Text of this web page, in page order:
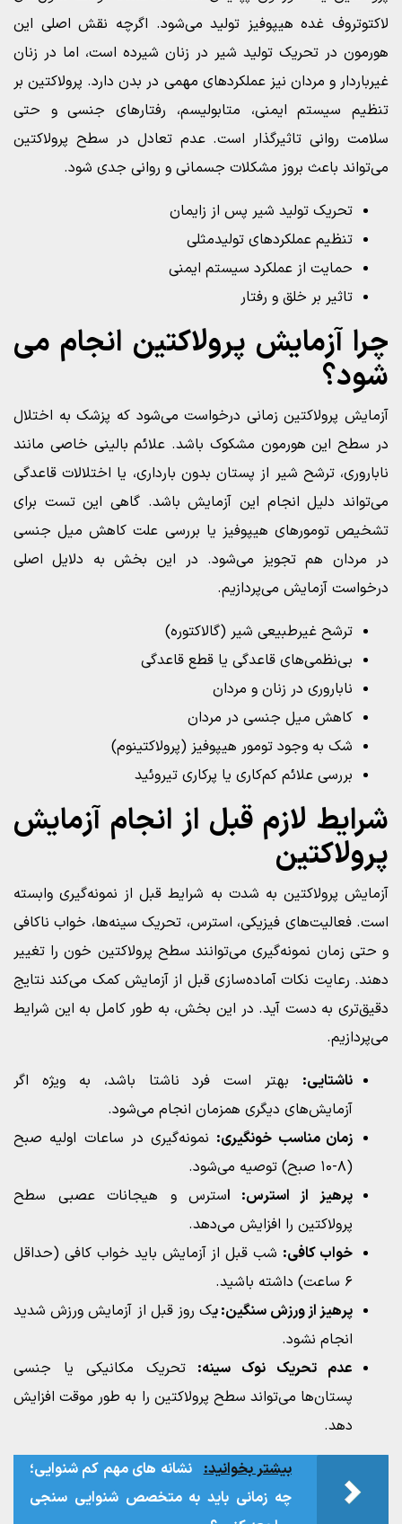
لاکتوتروف غده هیپوفیز تولید می‌شود. اگرچه نقش اصلی این
هورمون در تحریک تولید شیر در زنان شیرده است، اما در زنان
غیرباردار و مردان نیز عملکردهای مهمی در بدن دارد. پرولاکتین بر
تنظیم سیستم ایمنی، متابولیسم، رفتارهای جنسی و حتی
سلامت روانی تاثیرگذار است. عدم تعادل در سطح پرولاکتین
می‌تواند باعث بروز مشکلات جسمانی و روانی جدی شود.
تحریک تولید شیر پس از زایمان
تنظیم عملکردهای تولیدمثلی
حمایت از عملکرد سیستم ایمنی
تاثیر بر خلق و رفتار
چرا آزمایش پرولاکتین انجام می‌
شود؟
آزمایش پرولاکتین زمانی درخواست می‌شود که پزشک به اختلال
در سطح این هورمون مشکوک باشد. علائم بالینی خاصی مانند
ناباروری، ترشح شیر از پستان بدون بارداری، یا اختلالات قاعدگی
می‌تواند دلیل انجام این آزمایش باشد. گاهی این تست برای
تشخیص تومورهای هیپوفیز یا بررسی علت کاهش میل جنسی
در مردان هم تجویز می‌شود. در این بخش به دلایل اصلی
درخواست آزمایش می‌پردازیم.
ترشح غیرطبیعی شیر (گالاکتوره)
بی‌نظمی‌های قاعدگی یا قطع قاعدگی
ناباروری در زنان و مردان
کاهش میل جنسی در مردان
شک به وجود تومور هیپوفیز (پرولاکتینوم)
بررسی علائم کم‌کاری یا پرکاری تیروئید
شرایط لازم قبل از انجام آزمایش
پرولاکتین
آزمایش پرولاکتین به شدت به شرایط قبل از نمونه‌گیری وابسته
است. فعالیت‌های فیزیکی، استرس، تحریک سینه‌ها، خواب ناکافی
و حتی زمان نمونه‌گیری می‌توانند سطح پرولاکتین خون را تغییر
دهند. رعایت نکات آماده‌سازی قبل از آزمایش کمک می‌کند نتایج
دقیق‌تری به دست آید. در این بخش، به طور کامل به این شرایط
می‌پردازیم.
ناشتایی: بهتر است فرد ناشتا باشد، به ویژه اگر
آزمایش‌های دیگری همزمان انجام می‌شود.
زمان مناسب خونگیری: نمونه‌گیری در ساعات اولیه صبح
(۸-۱۰ صبح) توصیه می‌شود.
پرهیز از استرس: استرس و هیجانات عصبی سطح
پرولاکتین را افزایش می‌دهد.
خواب کافی: شب قبل از آزمایش باید خواب کافی (حداقل
۶ ساعت) داشته باشید.
پرهیز از ورزش سنگین: یک روز قبل از آزمایش ورزش شدید
انجام نشود.
عدم تحریک نوک سینه: تحریک مکانیکی یا جنسی
پستان‌ها می‌تواند سطح پرولاکتین را به طور موقت افزایش
دهد.
بیشتر بخوانید: نشانه‌ های مهم کم‌ شنوایی؛
چه زمانی باید به متخصص شنوایی‌ سنجی